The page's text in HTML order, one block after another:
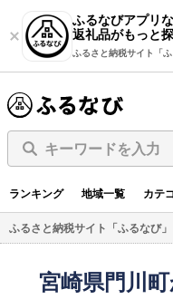
ふるなびアプリ
返礼品がもっと
ふるさと納税サイト「ふ
キーワードを入力
ランキング 地域一覧 カテ
ふるさと納税サイト「ふるなび」
宮崎県門川